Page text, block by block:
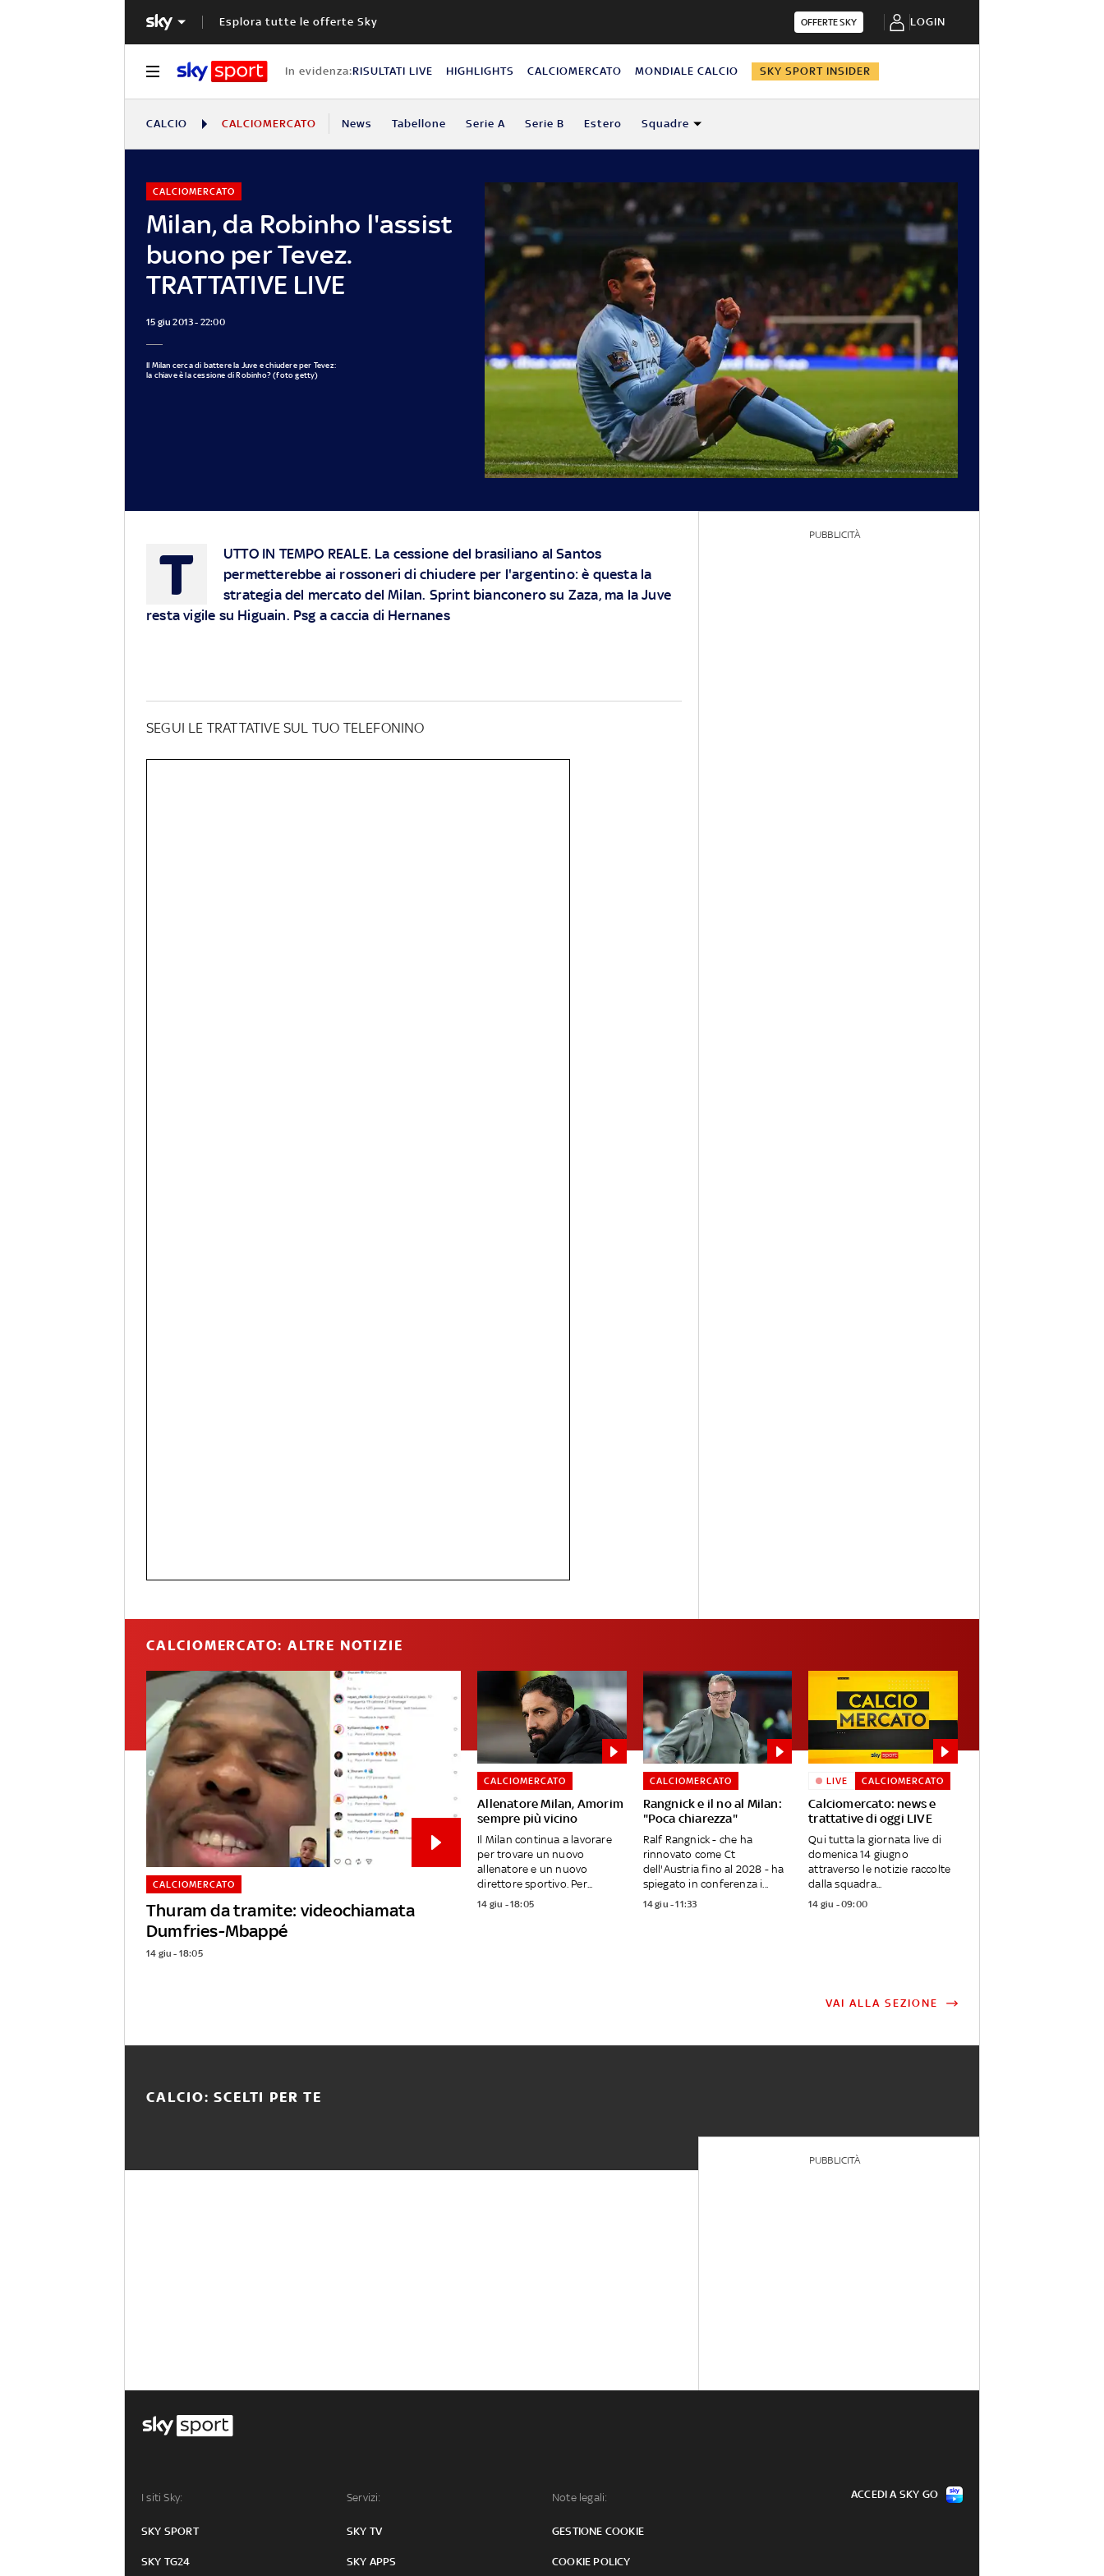
Esplora tutte le offerte Sky OFFERTE SKY LOGIN
In evidenza:RISULTATI LIVE HIGHLIGHTS CALCIOMERCATO MONDIALE CALCIO SKY SPORT INSIDER
CALCIO CALCIOMERCATO News Tabellone Serie A Serie B Estero Squadre
Milan, da Robinho l'assist
buono per Tevez.
TRATTATIVE LIVE
CALCIOMERCATO
15 giu 2013 - 22:00
Il Milan cerca di battere la Juve e chiudere per Tevez:
la chiave è la cessione di Robinho? (foto getty)
T UTTO IN TEMPO REALE. La cessione del brasiliano al Santos
permetterebbe ai rossoneri di chiudere per l'argentino: è questa la
strategia del mercato del Milan. Sprint bianconero su Zaza, ma la Juve
resta vigile su Higuain. Psg a caccia di Hernanes
SEGUI LE TRATTATIVE SUL TUO TELEFONINO
PUBBLICITÀ
CALCIOMERCATO: ALTRE NOTIZIE
Thuram da tramite: videochiamata
Dumfries-Mbappé
CALCIOMERCATO
14 giu - 18:05
Allenatore Milan, Amorim
sempre più vicino
CALCIOMERCATO
Il Milan continua a lavorare
per trovare un nuovo
allenatore e un nuovo
direttore sportivo. Per...
14 giu - 18:05
Rangnick e il no al Milan:
"Poca chiarezza"
CALCIOMERCATO
Ralf Rangnick - che ha
rinnovato come Ct
dell'Austria fino al 2028 - ha
spiegato in conferenza i...
14 giu - 11:33
Calciomercato: news e
trattative di oggi LIVE
LIVE CALCIOMERCATO
Qui tutta la giornata live di
domenica 14 giugno
attraverso le notizie raccolte
dalla squadra...
14 giu - 09:00
VAI ALLA SEZIONE
CALCIO: SCELTI PER TE
PUBBLICITÀ
I siti Sky:
SKY SPORT
SKY TG24
Servizi:
SKY TV
SKY APPS
Note legali:
GESTIONE COOKIE
COOKIE POLICY
ACCEDI A SKY GO